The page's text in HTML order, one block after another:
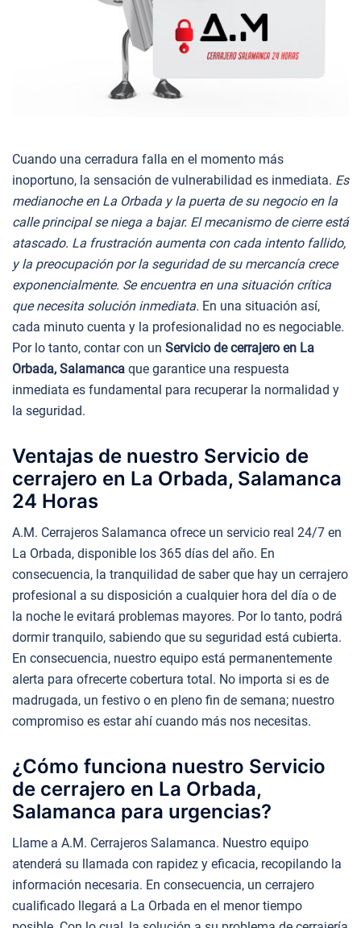
Cuando una cerradura falla en el momento más
inoportuno, la sensación de vulnerabilidad es inmediata. Es
medianoche en La Orbada y la puerta de su negocio en la
calle principal se niega a bajar. El mecanismo de cierre está
atascado. La frustración aumenta con cada intento fallido,
y la preocupación por la seguridad de su mercancía crece
exponencialmente. Se encuentra en una situación crítica
que necesita solución inmediata. En una situación así,
cada minuto cuenta y la profesionalidad no es negociable.
Por lo tanto, contar con un Servicio de cerrajero en La
Orbada, Salamanca que garantice una respuesta
inmediata es fundamental para recuperar la normalidad y
la seguridad.
Ventajas de nuestro Servicio de
cerrajero en La Orbada, Salamanca
24 Horas
A.M. Cerrajeros Salamanca ofrece un servicio real 24/7 en
La Orbada, disponible los 365 días del año. En
consecuencia, la tranquilidad de saber que hay un cerrajero
profesional a su disposición a cualquier hora del día o de
la noche le evitará problemas mayores. Por lo tanto, podrá
dormir tranquilo, sabiendo que su seguridad está cubierta.
En consecuencia, nuestro equipo está permanentemente
alerta para ofrecerte cobertura total. No importa si es de
madrugada, un festivo o en pleno fin de semana; nuestro
compromiso es estar ahí cuando más nos necesitas.
¿Cómo funciona nuestro Servicio
de cerrajero en La Orbada,
Salamanca para urgencias?
Llame a A.M. Cerrajeros Salamanca. Nuestro equipo
atenderá su llamada con rapidez y eficacia, recopilando la
información necesaria. En consecuencia, un cerrajero
cualificado llegará a La Orbada en el menor tiempo